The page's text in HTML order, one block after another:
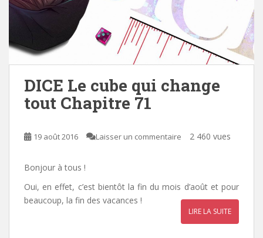
DICE Le cube qui change
tout Chapitre 71
19 août 2016 Laisser un commentaire 2 460 vues
Bonjour à tous !
Oui, en effet, c’est bientôt la fin du mois d’août et pour
beaucoup, la fin des vacances !
LIRE LA SUITE